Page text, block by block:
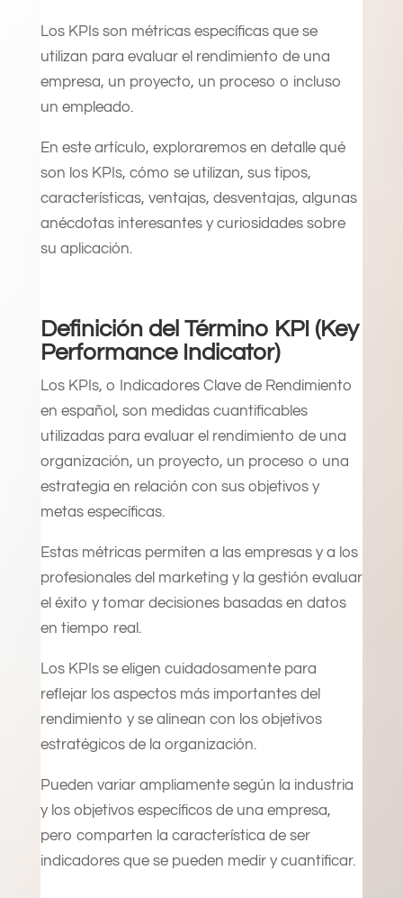
Los KPIs son métricas específicas que se
utilizan para evaluar el rendimiento de una
empresa, un proyecto, un proceso o incluso
un empleado.
En este artículo, exploraremos en detalle qué
son los KPIs, cómo se utilizan, sus tipos,
características, ventajas, desventajas, algunas
anécdotas interesantes y curiosidades sobre
su aplicación.
Definición del Término KPI (Key
Performance Indicator)
Los KPIs, o Indicadores Clave de Rendimiento
en español, son medidas cuantificables
utilizadas para evaluar el rendimiento de una
organización, un proyecto, un proceso o una
estrategia en relación con sus objetivos y
metas específicas.
Estas métricas permiten a las empresas y a los
profesionales del marketing y la gestión evaluar
el éxito y tomar decisiones basadas en datos
en tiempo real.
Los KPIs se eligen cuidadosamente para
reflejar los aspectos más importantes del
rendimiento y se alinean con los objetivos
estratégicos de la organización.
Pueden variar ampliamente según la industria
y los objetivos específicos de una empresa,
pero comparten la característica de ser
indicadores que se pueden medir y cuantificar.